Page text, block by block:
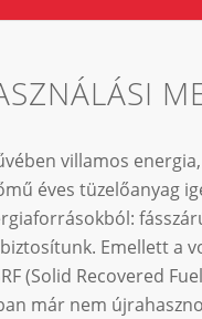
villamos
éves tüzelőanyag
Emellett a
(Solid Recovered
már nem